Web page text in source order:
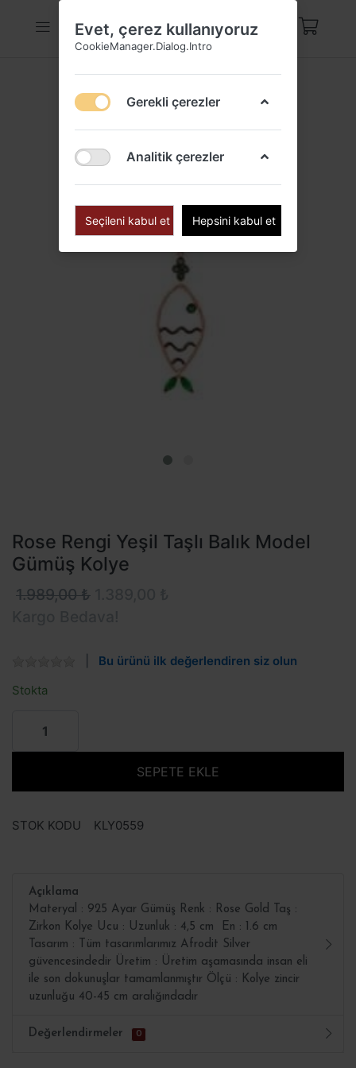
Rose Rengi Yeşil Taşlı Balık Model
Gümüş Kolye
1.989,00 ₺
Bu ürünü ilk değerlendiren siz olun
Stokta
SEPETE EKLE
STOK KODU KLY0559
Açıklama
Materyal : 925 Ayar Gümüş Renk : Rose Gold Taş :
Zirkon Kolye Ucu : Uzunluk : 4,5 cm En : 1.6 cm
Tasarım : Tüm tasarımlarımız Afrodit Silver
güvencesindedir Üretim : Üretim aşamasında insan eli
ile son dokunuşlar tamamlanmıştır Ölçü : Kolye zincir
uzunluğu 40-45 cm aralığındadır
Değerlendirmeler 0
Evet, çerez kullanıyoruz
CookieManager.Dialog.Intro
Gerekli çerezler
Analitik çerezler
Seçileni kabul et Hepsini kabul et